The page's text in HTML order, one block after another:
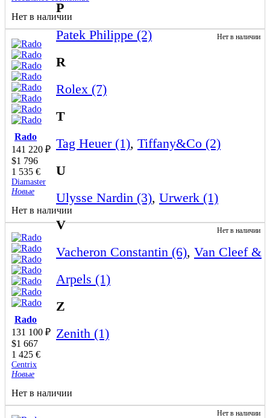
P
Patek Philippe (2)
R
Rolex (7)
T
Tag Heuer (1), Tiffany&Co (2)
U
Ulysse Nardin (3), Urwerk (1)
V
Vacheron Constantin (6), Van Cleef &
Arpels (1)
Z
Zenith (1)
Нет в наличии
Нет в наличии
Rado
141 220 ₽
$1 796
1 535 €
Diamaster
Новые
Нет в наличии
Нет в наличии
Rado
131 100 ₽
$1 667
1 425 €
Centrix
Новые
Нет в наличии
Нет в наличии